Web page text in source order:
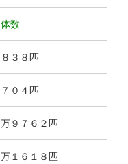
数
３８匹
７０４匹
９７６２匹
１６１８匹